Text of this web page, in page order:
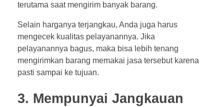
terutama saat mengirim banyak barang.
Selain harganya terjangkau, Anda juga harus
mengecek kualitas pelayanannya. Jika
pelayanannya bagus, maka bisa lebih tenang
mengirimkan barang memakai jasa tersebut karena
pasti sampai ke tujuan.
3. Mempunyai Jangkauan